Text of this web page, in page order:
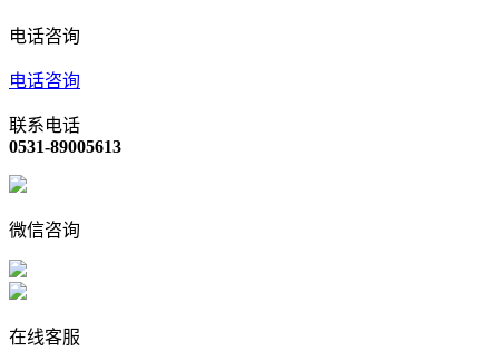
电话咨询
电话咨询
联系电话
0531-89005613
微信咨询
在线客服